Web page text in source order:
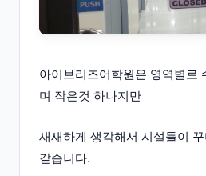
아이브리즈어학원은 영역별로
며 작은것 하나지만
새새하게 생각해서 시설들이
같습니다.